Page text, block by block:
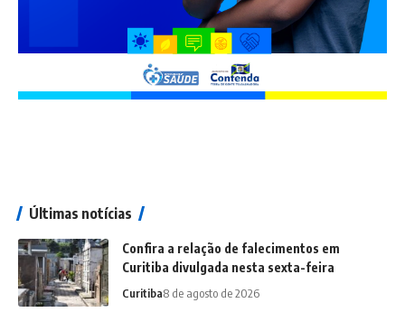
Últimas notícias
Confira a relação de falecimentos em
Curitiba divulgada nesta sexta-feira
Curitiba8 de agosto de 2026